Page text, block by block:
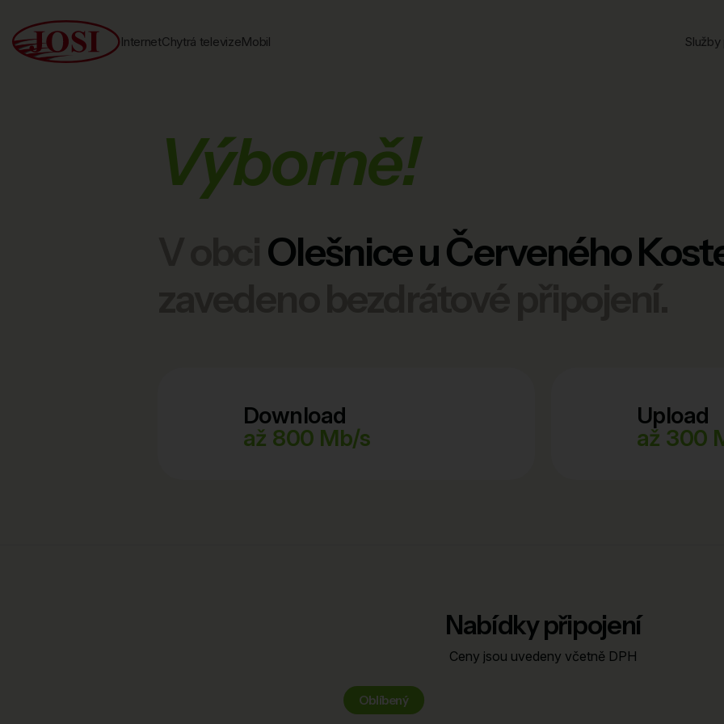
InternetChytrá televizeMobil
Výborně!
Olešnice u Červeného
Download
až 800 Mb/s
Upload
až 300
Nabídky připojení
Ceny jsou uvedeny včetně DPH
Oblíbený